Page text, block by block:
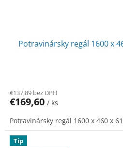
Potravinársky regál 1600 x
€137,89 bez DPH
€169,60 / ks
Potravinársky regál 1600 x 460 x
Tip